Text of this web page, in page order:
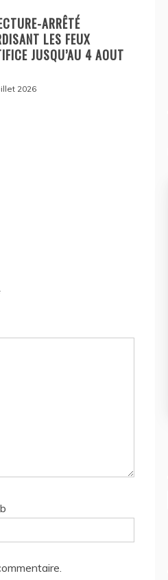
ARRÊTÉ
LES FEUX
JUSQU’AU 4 AOUT
2026